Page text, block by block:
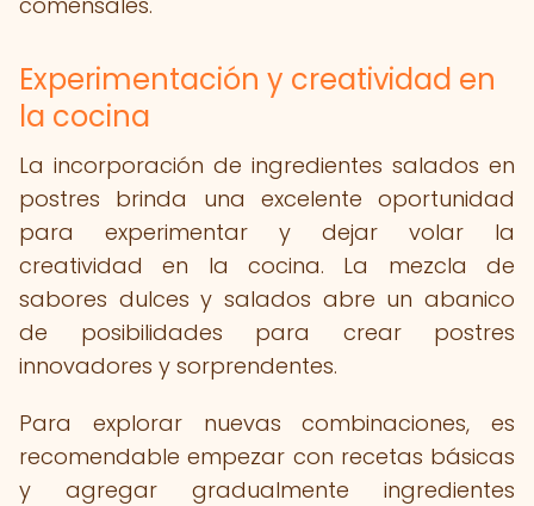
Experimentación y creatividad en
la cocina
La incorporación de ingredientes salados en
postres brinda una excelente oportunidad
para experimentar y dejar volar la
creatividad en la cocina. La mezcla de
sabores dulces y salados abre un abanico
de posibilidades para crear postres
innovadores y sorprendentes.
Para explorar nuevas combinaciones, es
recomendable empezar con recetas básicas
y agregar gradualmente ingredientes